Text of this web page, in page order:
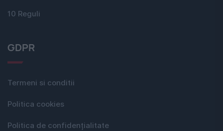
10 Reguli
GDPR
Termeni si conditii
Politica cookies
Politica de confidențialitate